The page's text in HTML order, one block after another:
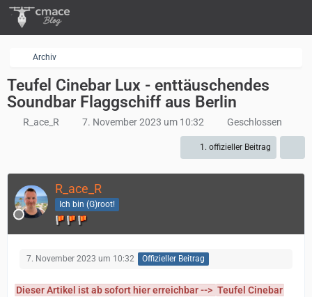
Archiv
Teufel Cinebar Lux - enttäuschendes
Soundbar Flaggschiff aus Berlin
R_ace_R 7. November 2023 um 10:32 Geschlossen
1. offizieller Beitrag
R_ace_R
Ich bin (G)root!
7. November 2023 um 10:32 Offizieller Beitrag
Dieser Artikel ist ab sofort hier erreichbar --> Teufel Cinebar